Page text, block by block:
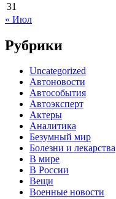
31
« Июл
Рубрики
Uncategorized
Автоновости
Автособытия
Автоэксперт
Актеры
Аналитика
Безумный мир
Болезни и лекарства
В мире
В России
Вещи
Военные новости